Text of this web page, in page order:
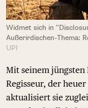
Widmet sich in
Außerirdischen-Thema:
UPI
Mit seinem
Regisseur, der
aktualisiert sie